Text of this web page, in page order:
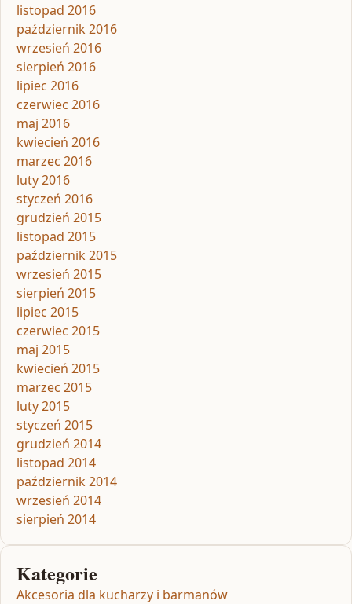
listopad 2016
październik 2016
wrzesień 2016
sierpień 2016
lipiec 2016
czerwiec 2016
maj 2016
kwiecień 2016
marzec 2016
luty 2016
styczeń 2016
grudzień 2015
listopad 2015
październik 2015
wrzesień 2015
sierpień 2015
lipiec 2015
czerwiec 2015
maj 2015
kwiecień 2015
marzec 2015
luty 2015
styczeń 2015
grudzień 2014
listopad 2014
październik 2014
wrzesień 2014
sierpień 2014
Kategorie
Akcesoria dla kucharzy i barmanów